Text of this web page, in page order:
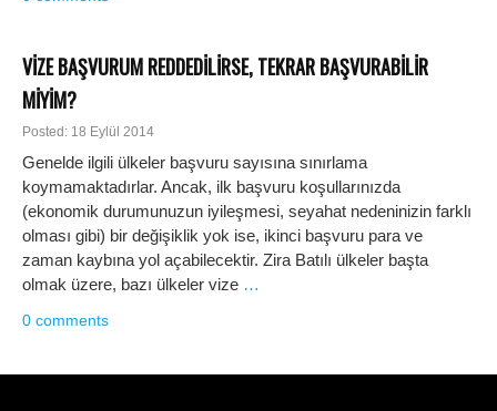
VİZE BAŞVURUM REDDEDİLİRSE, TEKRAR BAŞVURABİLİR
MİYİM?
Posted: 18 Eylül 2014
Genelde ilgili ülkeler başvuru sayısına sınırlama
koymamaktadırlar. Ancak, ilk başvuru koşullarınızda
(ekonomik durumunuzun iyileşmesi, seyahat nedeninizin farklı
olması gibi) bir değişiklik yok ise, ikinci başvuru para ve
zaman kaybına yol açabilecektir. Zira Batılı ülkeler başta
olmak üzere, bazı ülkeler vize …
0 comments